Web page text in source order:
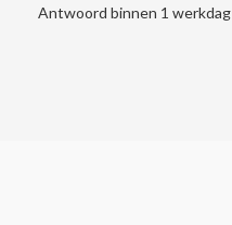
Antwoord binnen 1 werkdag